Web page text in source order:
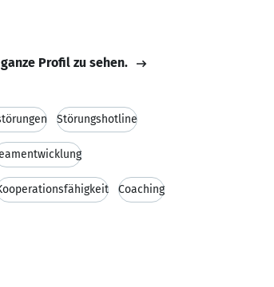
Profil zu sehen.
Störungshotline
Coaching